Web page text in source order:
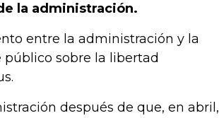
la administración.
entre la administración y la
sobre la libertad
después de que, en abril,